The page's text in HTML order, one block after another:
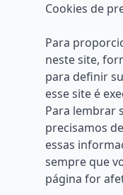
Cookies de
Para
neste site,
para definir
esse site é
Para lembrar
precisamos
essas
sempre que
página for